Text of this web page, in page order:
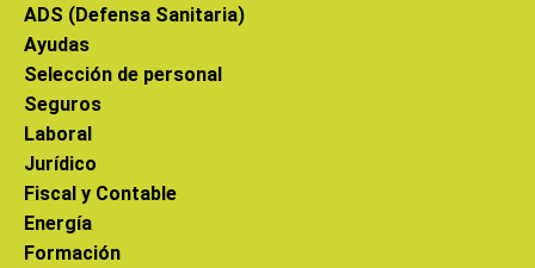
ADS (Defensa Sanitaria)
Ayudas
Selección de personal
Seguros
Laboral
Jurídico
Fiscal y Contable
Energía
Formación